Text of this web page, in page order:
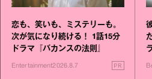
恋も、笑いも、ミステリーも。
次が気になり続ける！ 1話15分
ドラマ『バカンスの法則』
Entertainment2026.8.7 PR